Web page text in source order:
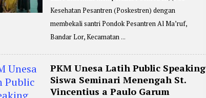
E
P
O
R
T
:
M
A
S
J
O
Kesehatan Pesantren (Poskestren) dengan
membekali santri Pondok Pesantren Al Ma’ruf,
Bandar Lor, Kecamatan
PKM Unesa Latih Public Speaking
Siswa Seminari Menengah St.
Vincentius a Paulo Garum